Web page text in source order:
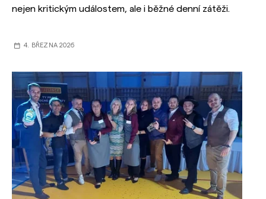
nejen kritickým událostem, ale i běžné denní zátěži.
4. BŘEZNA 2026